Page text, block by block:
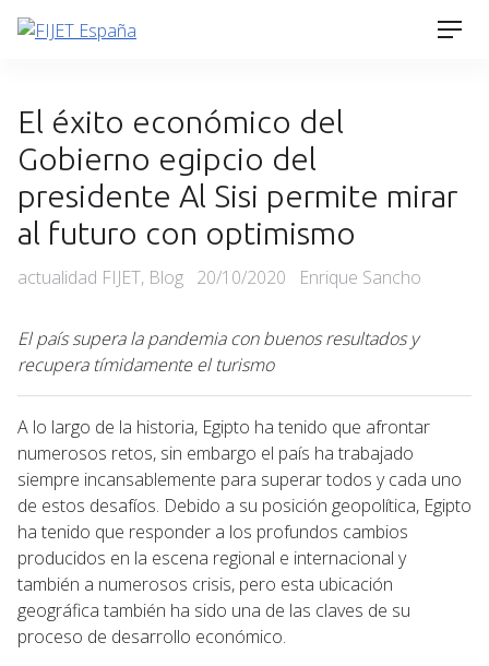
Skip
El éxito económico del
Gobierno egipcio del
presidente Al Sisi permite mirar
al futuro con optimismo
Categories
actualidad FIJET, Blog Posted
20/10/2020 Enrique Sancho
El país supera la pandemia con buenos resultados y
recupera tímidamente el turismo
A lo largo de la historia, Egipto ha tenido que afrontar
numerosos retos, sin embargo el país ha trabajado
siempre incansablemente para superar todos y cada uno
de estos desafíos. Debido a su posición geopolítica, Egipto
ha tenido que responder a los profundos cambios
producidos en la escena regional e internacional y
también a numerosos crisis, pero esta ubicación
geográfica también ha sido una de las claves de su
proceso de desarrollo económico.